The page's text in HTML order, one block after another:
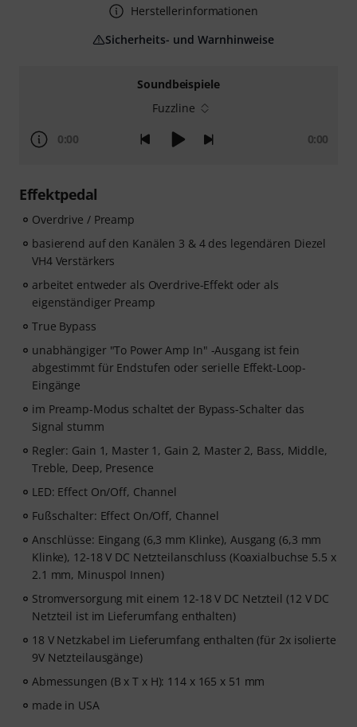
Soundbeispiele
Fuzzline
0:00 0:00
Effektpedal
Overdrive / Preamp
basierend auf den Kanälen 3 & 4 des legendären Diezel
VH4 Verstärkers
arbeitet entweder als Overdrive-Effekt oder als
eigenständiger Preamp
True Bypass
unabhängiger "To Power Amp In" -Ausgang ist fein
abgestimmt für Endstufen oder serielle Effekt-Loop-
Eingänge
im Preamp-Modus schaltet der Bypass-Schalter das
Signal stumm
Regler: Gain 1, Master 1, Gain 2, Master 2, Bass, Middle,
Treble, Deep, Presence
LED: Effect On/Off, Channel
Fußschalter: Effect On/Off, Channel
Anschlüsse: Eingang (6,3 mm Klinke), Ausgang (6,3 mm
Klinke), 12-18 V DC Netzteilanschluss (Koaxialbuchse 5.5 x
2.1 mm, Minuspol Innen)
Stromversorgung mit einem 12-18 V DC Netzteil (12 V DC
Netzteil ist im Lieferumfang enthalten)
18 V Netzkabel im Lieferumfang enthalten (für 2x isolierte
9V Netzteilausgänge)
Abmessungen (B x T x H): 114 x 165 x 51 mm
made in USA
Herstellerinformationen
Sicherheits- und Warnhinweise